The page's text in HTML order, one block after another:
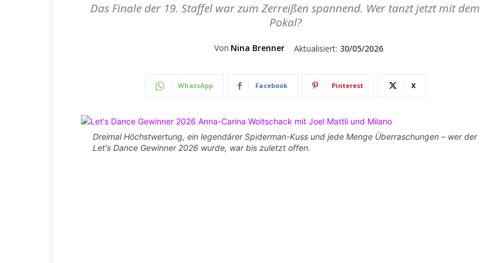
Das Finale der 19. Staffel war zum Zerreißen spannend. Wer tanzt jetzt mit dem
Pokal?
Von Nina Brenner Aktualisiert: 30/05/2026
WhatsApp Facebook Pinterest X
Dreimal Höchstwertung, ein legendärer Spiderman-Kuss und jede Menge Überraschungen – wer der
Let's Dance Gewinner 2026 wurde, war bis zuletzt offen.